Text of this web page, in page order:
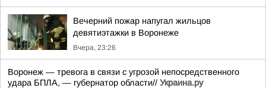
Вечерний пожар напугал жильцов
девятиэтажки в Воронеже
Вчера, 23:26
Воронеж — тревога в связи с угрозой непосредственного
удара БПЛА, — губернатор области// Украина.ру